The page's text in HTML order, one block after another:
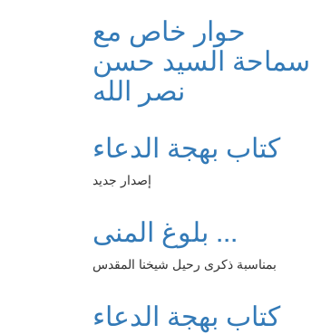
حوار خاص مع
سماحة السيد حسن
نصر الله
كتاب بهجة الدعاء
إصدار جديد
بلوغ المنى ...
بمناسبة ذكرى رحيل شيخنا المقدس
كتاب بهجة الدعاء